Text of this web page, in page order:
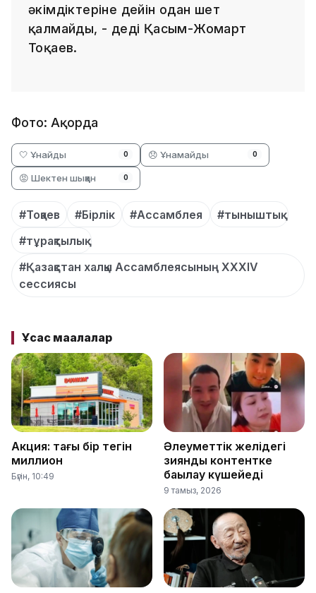
әкімдіктеріне дейін одан шет
қалмайды, - деді Қасым-Жомарт
Тоқаев.
Фото: Ақорда
🤍 Ұнайды 0 😞 Ұнамайды 0
😡 Шектен шыққан 0
#Тоқаев #Бірлік #Ассамблея
#тыныштық
#тұрақтылық
#Қазақстан халқы Ассамблеясының ХХХІV
сессиясы
Ұқсас мақалалар
Акция: тағы бір тегін
миллион
Бүгін, 10:49
Әлеуметтік желідегі
зиянды контентке
бақылау күшейеді
9 тамыз, 2026